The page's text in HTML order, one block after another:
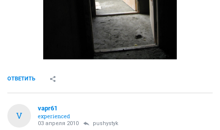
ОТВЕТИТЬ
V
vapr61
experienced
03 апреля 2010 pushystyk